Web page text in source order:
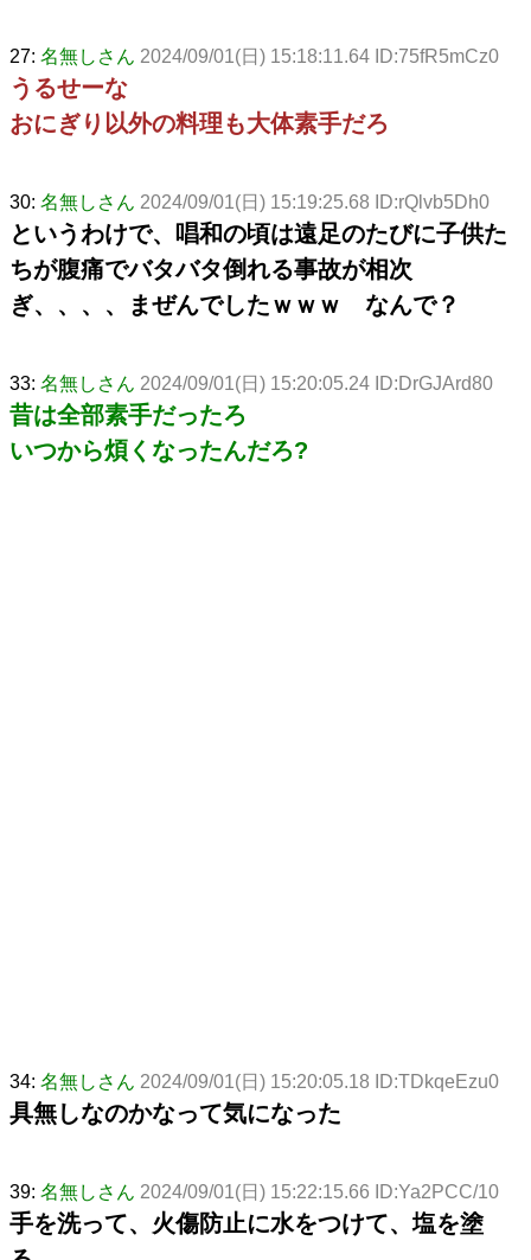
27: 名無しさん 2024/09/01(日) 15:18:11.64 ID:75fR5mCz0
うるせーな
おにぎり以外の料理も大体素手だろ
30: 名無しさん 2024/09/01(日) 15:19:25.68 ID:rQlvb5Dh0
というわけで、唱和の頃は遠足のたびに子供た
ちが腹痛でバタバタ倒れる事故が相次
ぎ、、、、まぜんでしたｗｗｗ なんで？
33: 名無しさん 2024/09/01(日) 15:20:05.24 ID:DrGJArd80
昔は全部素手だったろ
いつから煩くなったんだろ?
34: 名無しさん 2024/09/01(日) 15:20:05.18 ID:TDkqeEzu0
具無しなのかなって気になった
39: 名無しさん 2024/09/01(日) 15:22:15.66 ID:Ya2PCC/10
手を洗って、火傷防止に水をつけて、塩を塗